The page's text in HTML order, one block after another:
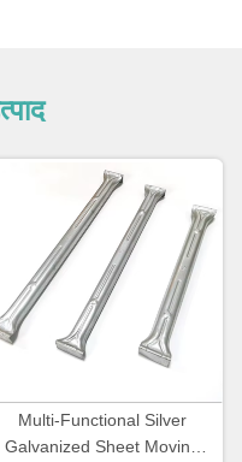
Multi-Functional Silver
Galvanized Sheet Moving